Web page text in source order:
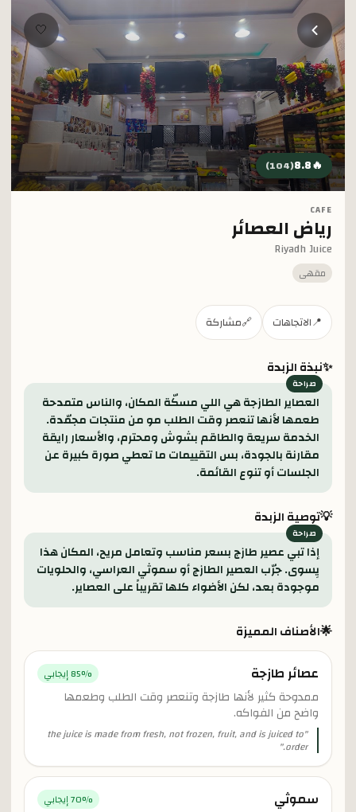
تخطي إلى المحتوى الرئيسي
🤍
🔥
8.8
(
104
)
CAFE
رياض العصائر
Riyadh Juice
مقهى
📍الاتجاهات 🔗مشاركة
✨نبذة الزبدة
العصاير الطازجة هي اللي مسكّة المكان، والناس متمدحة
طعمها لأنها تنعصر وقت الطلب مو من منتجات مجمّدة.
الخدمة سريعة والطاقم بشوش ومحترم، والأسعار رايقة
مقارنة بالجودة، بس التقييمات ما تعطي صورة كبيرة عن
الجلسات أو تنوع القائمة.
💡توصية الزبدة
إذا تبي عصير طازج بسعر مناسب وتعامل مريح، المكان هذا
يِسوى. جرّب العصير الطازج أو سموثي العراسي، والحلويات
موجودة بعد، لكن الأضواء كلها تقريباً على العصاير.
🌟الأصناف المميزة
عصائر طازجة 85% إيجابي
ممدوحة كثير لأنها طازجة وتنعصر وقت الطلب وطعمها
واضح من الفواكه.
"
the juice is made from fresh, not frozen, fruit, and is juiced to
order.
"
سموثي 70% إيجابي